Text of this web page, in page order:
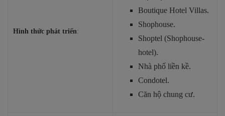
Hình thức phát triển:
Boutique Hotel Villas.
Shophouse.
Shoptel (Shophouse-
hotel).
Nhà phố liền kề.
Condotel.
Căn hộ chung cư.